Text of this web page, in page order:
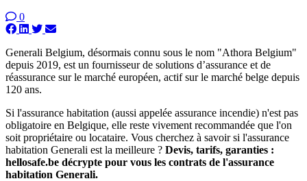
0
Generali Belgium, désormais connu sous le nom "Athora Belgium"
depuis 2019, est un fournisseur de solutions d’assurance et de
réassurance sur le marché européen, actif sur le marché belge depuis
120 ans.
Si l'assurance habitation (aussi appelée assurance incendie) n'est pas
obligatoire en Belgique, elle reste vivement recommandée que l'on
soit propriétaire ou locataire. Vous cherchez à savoir si l'assurance
habitation Generali est la meilleure ? Devis, tarifs, garanties :
hellosafe.be décrypte pour vous les contrats de l'assurance
habitation Generali.